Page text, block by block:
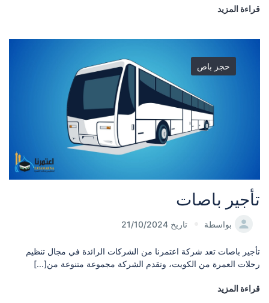
قراءة المزيد
حجز باص
تأجير باصات
بواسطة تاريخ 21/10/2024
تأجير باصات تعد شركة اعتمرنا من الشركات الرائدة في مجال تنظيم
رحلات العمرة من الكويت، وتقدم الشركة مجموعة متنوعة من[...]
قراءة المزيد